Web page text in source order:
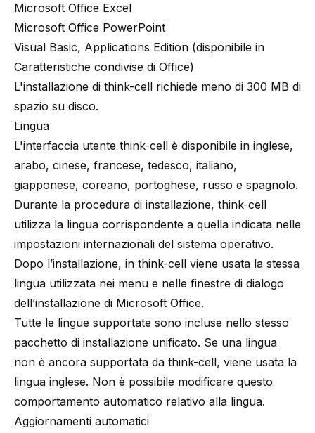
Microsoft Office Excel
Microsoft Office PowerPoint
Visual Basic, Applications Edition (disponibile in
Caratteristiche condivise di Office)
L'installazione di think-cell richiede meno di 300 MB di
spazio su disco.
Lingua
L'interfaccia utente think-cell è disponibile in inglese,
arabo, cinese, francese, tedesco, italiano,
giapponese, coreano, portoghese, russo e spagnolo.
Durante la procedura di installazione, think-cell
utilizza la lingua corrispondente a quella indicata nelle
impostazioni internazionali del sistema operativo.
Dopo l’installazione, in think-cell viene usata la stessa
lingua utilizzata nei menu e nelle finestre di dialogo
dell’installazione di Microsoft Office.
Tutte le lingue supportate sono incluse nello stesso
pacchetto di installazione unificato. Se una lingua
non è ancora supportata da think-cell, viene usata la
lingua inglese. Non è possibile modificare questo
comportamento automatico relativo alla lingua.
Aggiornamenti automatici